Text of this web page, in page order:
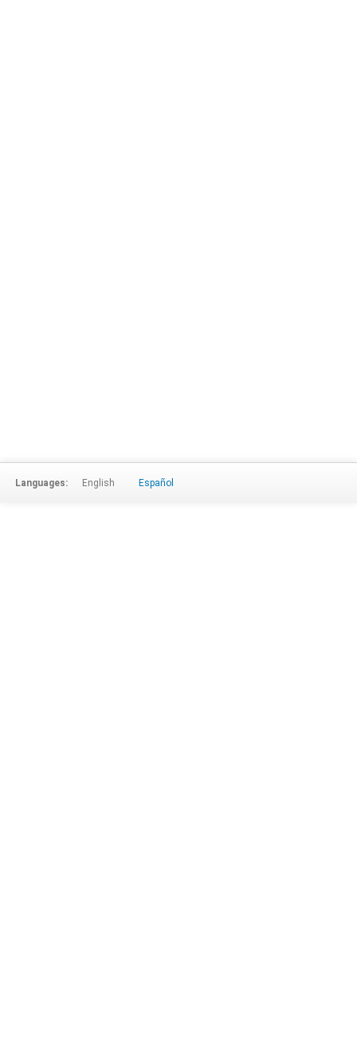
Languages: English Español